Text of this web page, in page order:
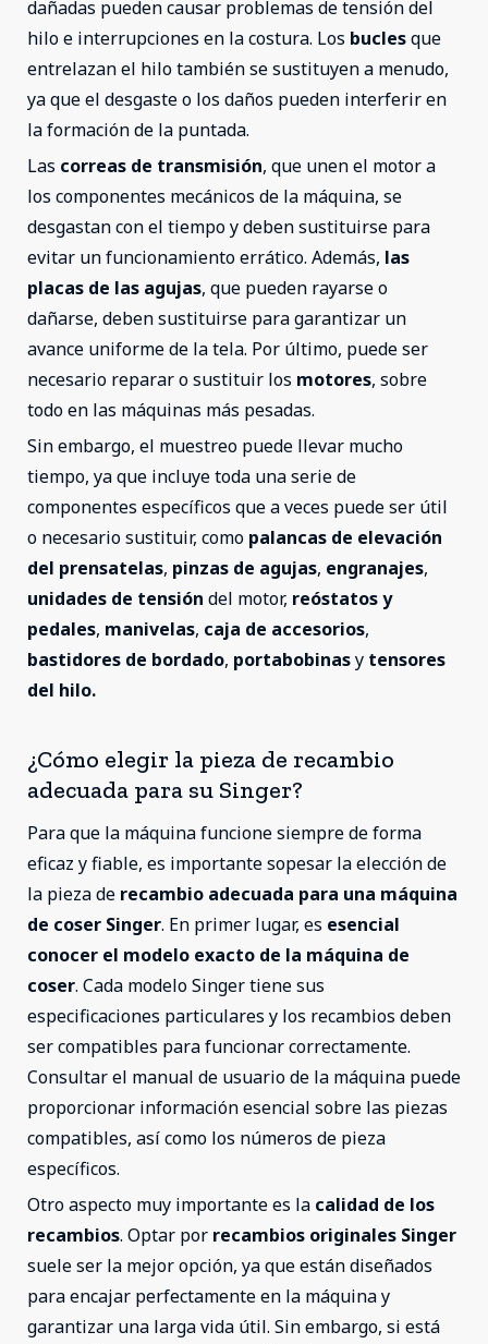
dañadas pueden causar problemas de tensión del
hilo e interrupciones en la costura. Los buclesque
entrelazan el hilo también se sustituyen a menudo,
ya que el desgaste o los daños pueden interferir en
la formación de la puntada.
Las correas de transmisión, que unen el motor a
los componentes mecánicos de la máquina, se
desgastan con el tiempo y deben sustituirse para
evitar un funcionamiento errático. Además, las
placas de las agujas, que pueden rayarse o
dañarse, deben sustituirse para garantizar un
avance uniforme de la tela. Por último, puede ser
necesario reparar o sustituir los motores, sobre
todo en las máquinas más pesadas.
Sin embargo, el muestreo puede llevar mucho
tiempo, ya que incluye toda una serie de
componentes específicos que a veces puede ser útil
o necesario sustituir, como palancas de elevación
del prensatelas, pinzas de agujas, engranajes,
unidades de tensión del motor, reóstatos y
pedales, manivelas, caja de accesorios,
bastidores de bordado, portabobinasy tensores
del hilo.
¿Cómo elegir la pieza de recambio
adecuada para su Singer?
Para que la máquina funcione siempre de forma
eficaz y fiable, es importante sopesar la elección de
la pieza de recambio adecuada para una máquina
de coser Singer. En primer lugar, es esencial
conocer el modelo exacto de la máquina de
coser. Cada modelo Singer tiene sus
especificaciones particulares y los recambios deben
ser compatibles para funcionar correctamente.
Consultar el manual de usuario de la máquina puede
proporcionar información esencial sobre las piezas
compatibles, así como los números de pieza
específicos.
Otro aspecto muy importante es la calidad de los
recambios. Optar por recambios originales Singer
suele ser la mejor opción, ya que están diseñados
para encajar perfectamente en la máquina y
garantizar una larga vida útil. Sin embargo, si está